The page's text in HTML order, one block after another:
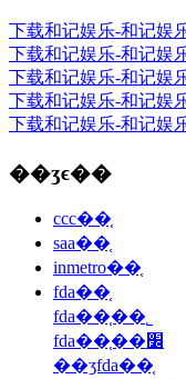
下载和记娱乐-和记娱
下载和记娱乐-和记娱
下载和记娱乐-和记娱
下载和记娱乐-和记娱
下载和记娱乐-和记娱
��ʒϵ��
ccc��֤
saa��֤
inmetro��֤
fda��֤
fda��֤��˾
fda��֤��׼
��ʒfda��֤